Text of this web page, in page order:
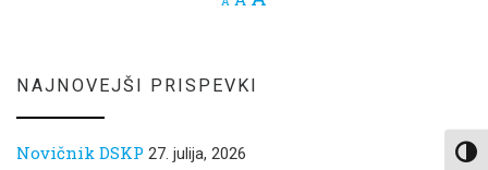
NAJNOVEJŠI PRISPEVKI
Novičnik DSKP 27. julija, 2026